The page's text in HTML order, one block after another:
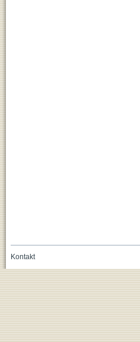
Kontakt